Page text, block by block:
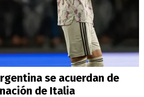
se acuerdan de
de Italia